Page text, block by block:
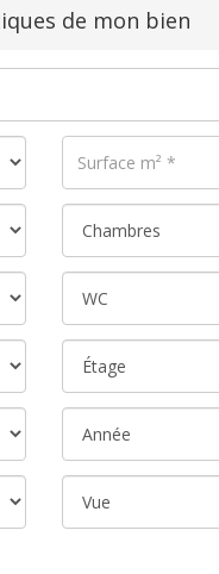
de mon bien